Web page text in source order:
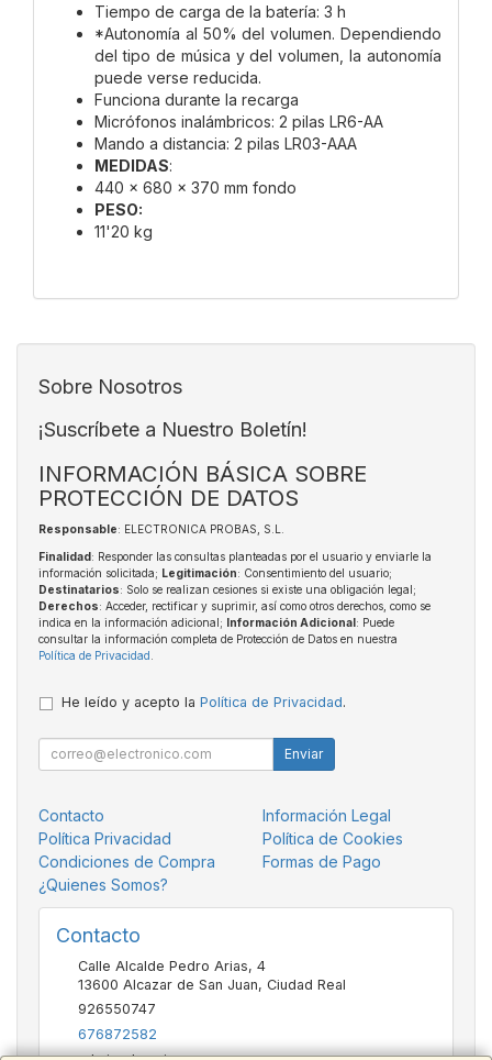
Tiempo de carga de la batería: 3 h
*Autonomía al 50% del volumen. Dependiendo
del tipo de música y del volumen, la autonomía
puede verse reducida.
Funciona durante la recarga
Micrófonos inalámbricos: 2 pilas LR6-AA
Mando a distancia: 2 pilas LR03-AAA
MEDIDAS:
440 x 680 x 370 mm fondo
PESO:
11'20 kg
Sobre Nosotros
¡Suscríbete a Nuestro Boletín!
INFORMACIÓN BÁSICA SOBRE
PROTECCIÓN DE DATOS
Responsable: ELECTRONICA PROBAS, S.L.
Finalidad: Responder las consultas planteadas por el usuario y enviarle la
información solicitada; Legitimación: Consentimiento del usuario;
Destinatarios: Solo se realizan cesiones si existe una obligación legal;
Derechos: Acceder, rectificar y suprimir, así como otros derechos, como se
indica en la información adicional; Información Adicional: Puede
consultar la información completa de Protección de Datos en nuestra
Política de Privacidad
He leído y acepto la Política de Privacidad.
Enviar
Contacto
Información Legal
Política Privacidad
Política de Cookies
Condiciones de Compra
Formas de Pago
¿Quienes Somos?
Contacto
Calle Alcalde Pedro Arias, 4
13600 Alcazar de San Juan, Ciudad Real
926550747
676872582